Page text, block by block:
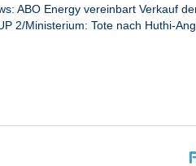
ABO Energy vereinbart Verkauf
2/Ministerium: Tote nach Huthi-